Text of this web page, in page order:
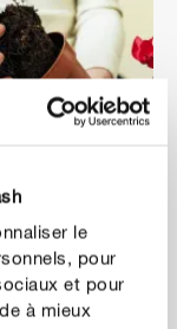
le
pour
et pour
à mieux
quelques